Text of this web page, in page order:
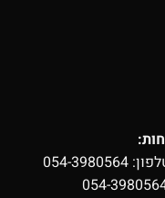
054-3980564
054-